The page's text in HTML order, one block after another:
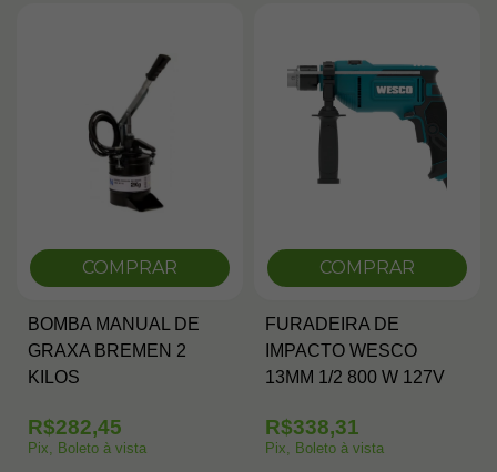
COMPRAR
BOMBA MANUAL DE
GRAXA BREMEN 2
KILOS
R$282,45
Pix, Boleto à vista
COMPRAR
FURADEIRA DE
IMPACTO WESCO
13MM 1/2 800 W 127V
R$338,31
Pix, Boleto à vista